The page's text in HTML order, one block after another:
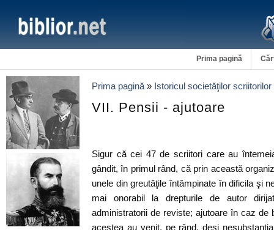
Prima pagină
Prima pagină » Istoricul societăţilor scriitorilor
VII. Pensii - ajutoare
Sigur că cei 47 de scriitori care au
gândit, în primul rând, că prin această
unele din greutăţile întâmpinate în dificila şi
mai onorabil la drepturile de autor
administratorii de reviste; ajutoare în caz de
acestea au venit, pe rând, deşi